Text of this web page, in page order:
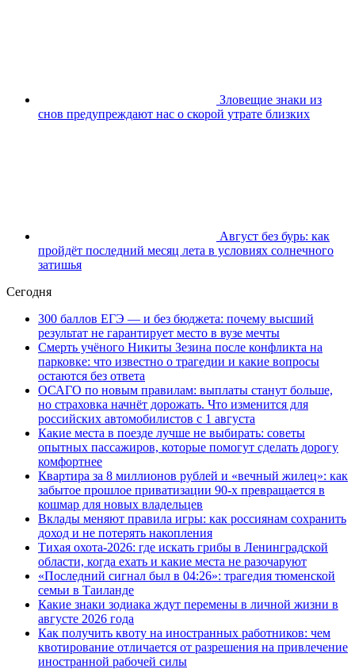
Зловещие знаки из
снов предупреждают нас о скорой утрате близких
Август без бурь: как
пройдёт последний месяц лета в условиях солнечного
затишья
Сегодня
300 баллов ЕГЭ — и без бюджета: почему высший
результат не гарантирует место в вузе мечты
Смерть учёного Никиты Зезина после конфликта на
парковке: что известно о трагедии и какие вопросы
остаются без ответа
ОСАГО по новым правилам: выплаты станут больше,
но страховка начнёт дорожать. Что изменится для
российских автомобилистов с 1 августа
Какие места в поезде лучше не выбирать: советы
опытных пассажиров, которые помогут сделать дорогу
комфортнее
Квартира за 8 миллионов рублей и «вечный жилец»: как
забытое прошлое приватизации 90-х превращается в
кошмар для новых владельцев
Вклады меняют правила игры: как россиянам сохранить
доход и не потерять накопления
Тихая охота-2026: где искать грибы в Ленинградской
области, когда ехать и какие места не разочаруют
«Последний сигнал был в 04:26»: трагедия тюменской
семьи в Таиланде
Какие знаки зодиака ждут перемены в личной жизни в
августе 2026 года
Как получить квоту на иностранных работников: чем
квотирование отличается от разрешения на привлечение
иностранной рабочей силы